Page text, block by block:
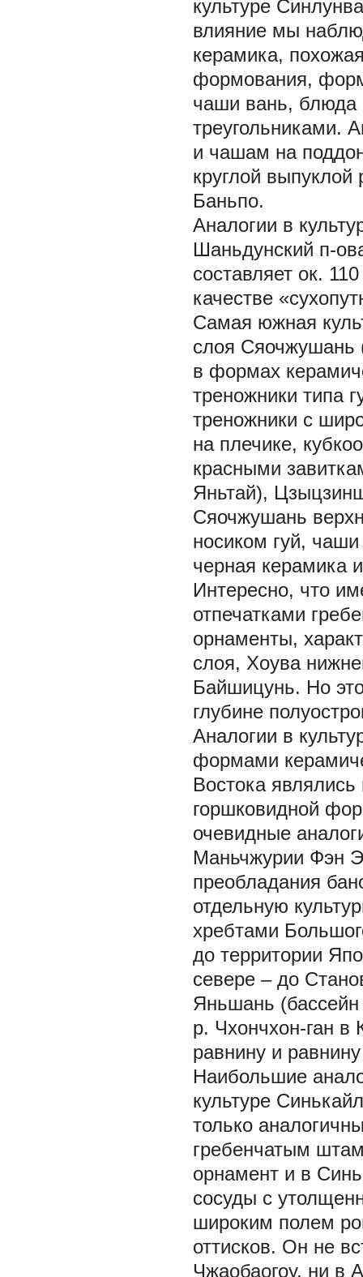
культуре
влияние мы
керамика,
формования,
чаши вань,
треугольниками.
и чашам на
круглой
Баньпо.
Аналогии в
Шаньдунский п-
составляет ок.
качестве
Самая южная
слоя Сяочжушань
в формах
треножники типа
треножники с
на плечике,
красными
Яньтай),
Сяочжушань
носиком гуй,
черная керамика
Интересно, что
отпечатками
орнаменты,
слоя, Хоува
Байшицунь. Но
глубине
Аналогии в
формами
Востока
горшковидной
очевидные
Маньчжурии Фэн
преобладания
отдельную
хребтами
до территории
севере – до
Яньшань (бассейн
р. Чхончхон-ган
равнину и
Наибольшие
культуре
только
гребенчатым
орнамент и в
сосуды с
широким полем
оттисков. Он не
Чжаобаогоу, ни в